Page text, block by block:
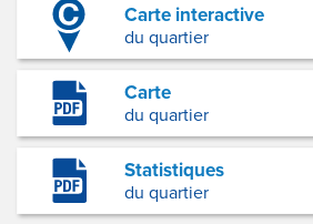
Carte interactive
du quartier
Carte
du quartier
Statistiques
du quartier